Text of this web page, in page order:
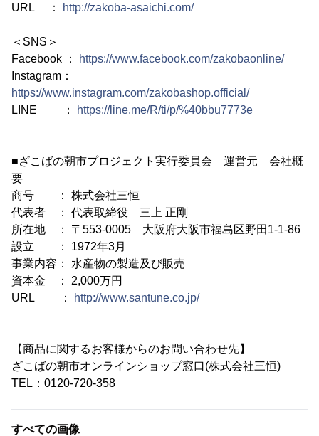
URL ：
http://zakoba-asaichi.com/
＜SNS＞
Facebook ：
https://www.facebook.com/zakobaonline/
Instagram：
https://www.instagram.com/zakobashop.official/
LINE ：
https://line.me/R/ti/p/%40bbu7773e
■ざこばの朝市プロジェクト実行委員会 運営元 会社概
要
商号 ： 株式会社三恒
代表者 ： 代表取締役 三上 正剛
所在地 ： 〒553-0005 大阪府大阪市福島区野田1-1-86
設立 ： 1972年3月
事業内容： 水産物の製造及び販売
資本金 ： 2,000万円
URL ：
http://www.santune.co.jp/
【商品に関するお客様からのお問い合わせ先】
ざこばの朝市オンラインショップ窓口(株式会社三恒)
TEL：0120-720-358
すべての画像